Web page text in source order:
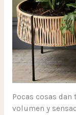
Pocas cosas
volumen y